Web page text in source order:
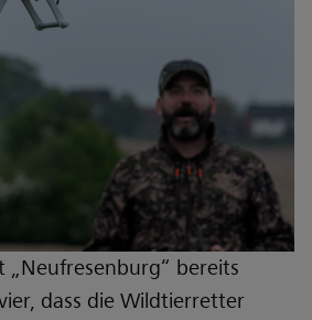
„Neufresenburg“ bereits
dass die Wildtierretter